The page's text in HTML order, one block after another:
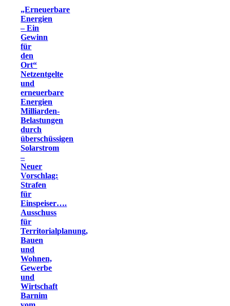
„Erneuerbare
Energien
– Ein
Gewinn
für
den
Ort“
Netzentgelte
und
erneuerbare
Energien
Milliarden-
Belastungen
durch
überschüssigen
Solarstrom
–
Neuer
Vorschlag:
Strafen
für
Einspeiser….
Ausschuss
für
Territorialplanung,
Bauen
und
Wohnen,
Gewerbe
und
Wirtschaft
Barnim